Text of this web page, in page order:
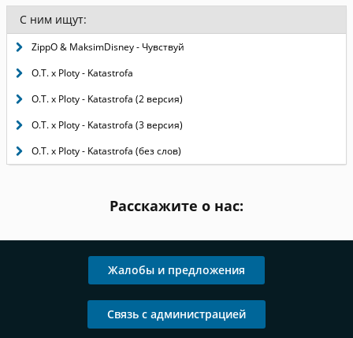
С ним ищут:
ZippO & MaksimDisney - Чувствуй
O.T. x Ploty - Katastrofa
O.T. x Ploty - Katastrofa (2 версия)
O.T. x Ploty - Katastrofa (3 версия)
O.T. x Ploty - Katastrofa (без слов)
Расскажите о нас:
Жалобы и предложения
Связь с администрацией